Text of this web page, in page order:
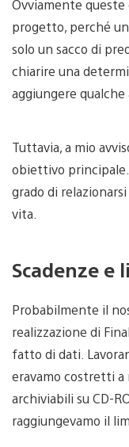
Ovviamente queste
progetto, perché
solo un sacco di
chiarire una
aggiungere
Tuttavia, a mio
obiettivo
grado di
vita.
Scadenze e
Probabilmente il
realizzazione di
fatto di dati.
eravamo costretti
archiviabili su CD-
raggiungevamo il